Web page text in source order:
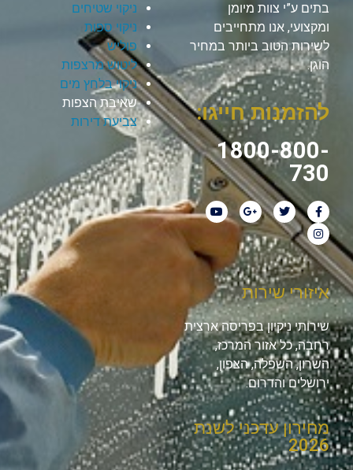
בתים ע”י צוות מיומן
ומקצועי, אנו מתחייבים
לשירות הטוב ביותר במחיר
הוגן.
להזמנות חייגו:
1800-800-
730
ניקוי שטיחים
ניקוי ספות
פוליש
ליטוש מרצפות
ניקוי בלחץ מים
שאיבת הצפות
צביעת דירות
איזורי שירות
שירותי ניקיון בפריסה ארצית
רחבה, כל אזור המרכז,
השרון, השפלה, הצפון,
ירושלים והדרום.
מחירון עדכני לשנת
2026